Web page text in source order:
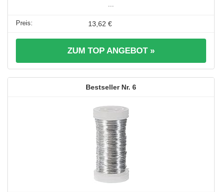
13,62 €
ZUM TOP ANGEBOT »
6